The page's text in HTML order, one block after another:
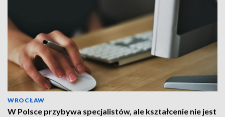
WROCŁAW
W Polsce przybywa specjalistów, ale kształcenie nie jest